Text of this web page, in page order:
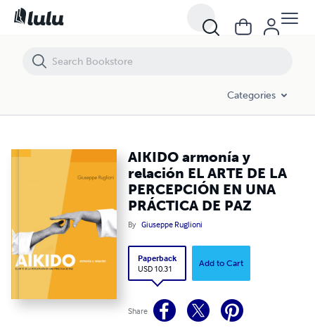
Categories
AIKIDO armonía y
relación EL ARTE DE LA
PERCEPCIÓN EN UNA
PRÁCTICA DE PAZ
By Giuseppe Ruglioni
Paperback
USD 10.31
Add to Cart
Share
AIKIDO armonía y relación EL ARTE DE LA PERCEPCIÓN EN UNA